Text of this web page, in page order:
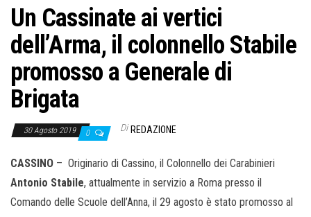
Un Cassinate ai vertici
dell’Arma, il colonnello Stabile
promosso a Generale di
Brigata
30 Agosto 2019 0 Di REDAZIONE
CASSINO – Originario di Cassino, il Colonnello dei Carabinieri
Antonio Stabile, attualmente in servizio a Roma presso il
Comando delle Scuole dell’Anna, il 29 agosto è stato promosso al